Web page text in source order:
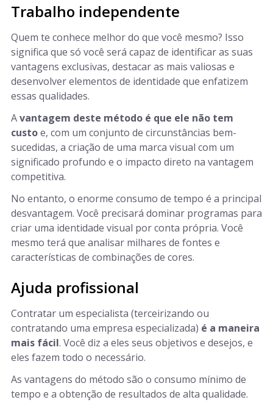
Trabalho independente
Quem te conhece melhor do que você mesmo? Isso
significa que só você será capaz de identificar as suas
vantagens exclusivas, destacar as mais valiosas e
desenvolver elementos de identidade que enfatizem
essas qualidades.
Avantagem deste método é que ele não tem
custoe, com um conjunto de circunstâncias bem-
sucedidas, a criação de uma marca visual com um
significado profundo e o impacto direto na vantagem
competitiva.
No entanto, o enorme consumo de tempo é a principal
desvantagem. Você precisará dominar programas para
criar uma identidade visual por conta própria. Você
mesmo terá que analisar milhares de fontes e
características de combinações de cores.
Ajuda profissional
Contratar um especialista (terceirizando ou
contratando uma empresa especializada) é a maneira
mais fácil. Você diz a eles seus objetivos e desejos, e
eles fazem todo o necessário.
As vantagens do método são o consumo mínimo de
tempo e a obtenção de resultados de alta qualidade.